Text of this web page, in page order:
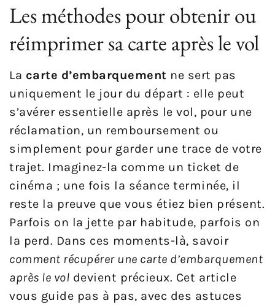
Les méthodes pour obtenir ou
réimprimer sa carte après le vol
La carte d’embarquement ne sert pas
uniquement le jour du départ : elle peut
s’avérer essentielle après le vol, pour une
réclamation, un remboursement ou
simplement pour garder une trace de votre
trajet. Imaginez-la comme un ticket de
cinéma ; une fois la séance terminée, il
reste la preuve que vous étiez bien présent.
Parfois on la jette par habitude, parfois on
la perd. Dans ces moments-là, savoir
comment récupérer une carte d’embarquement
après le vol devient précieux. Cet article
vous guide pas à pas, avec des astuces